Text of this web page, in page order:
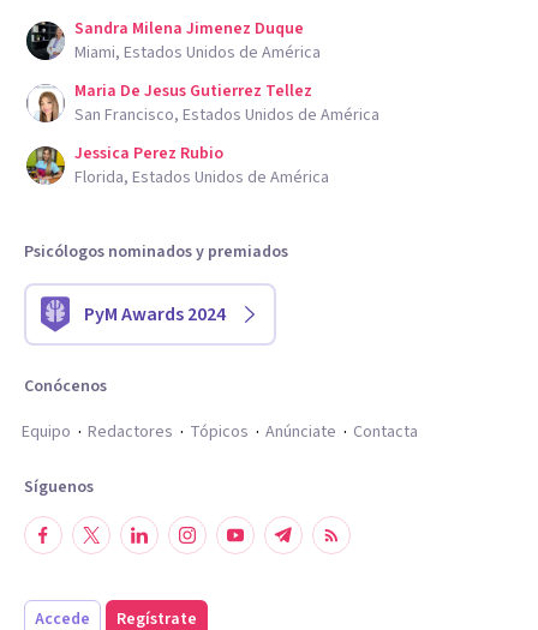
Sandra Milena Jimenez Duque
Miami, Estados Unidos de América
Maria De Jesus Gutierrez Tellez
San Francisco, Estados Unidos de América
Jessica Perez Rubio
Florida, Estados Unidos de América
Psicólogos nominados y premiados
PyM Awards 2024
Conócenos
Equipo
Redactores Tópicos Anúnciate Contacta
Síguenos
Accede Regístrate